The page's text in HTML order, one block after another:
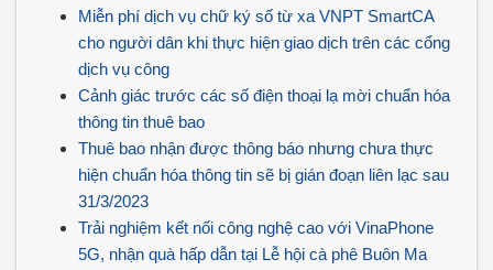
Miễn phí dịch vụ chữ ký số từ xa VNPT SmartCA
cho người dân khi thực hiện giao dịch trên các cổng
dịch vụ công
Cảnh giác trước các số điện thoại lạ mời chuẩn hóa
thông tin thuê bao
Thuê bao nhận được thông báo nhưng chưa thực
hiện chuẩn hóa thông tin sẽ bị gián đoạn liên lạc sau
31/3/2023
Trải nghiệm kết nối công nghệ cao với VinaPhone
5G, nhận quà hấp dẫn tại Lễ hội cà phê Buôn Ma